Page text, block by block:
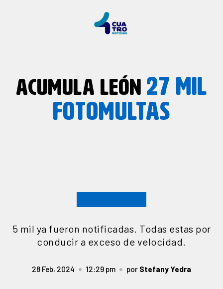
ACUMULA LEÓN 27 MIL
FOTOMULTAS
5 mil ya fueron notificadas. Todas estas por
conducir a exceso de velocidad.
28 Feb, 2024 12:29 pm por Stefany Yedra